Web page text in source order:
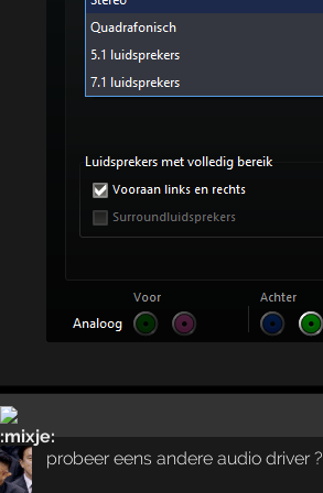
probeer eens andere audio driver ?